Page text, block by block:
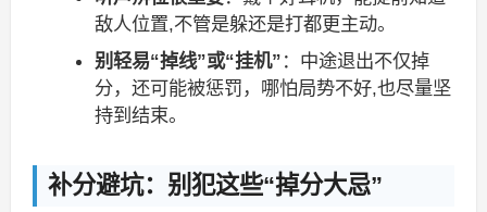
敌人位置,不管是躲还是打都更主动。
别轻易“掉线”或“挂机” ：中途退出不仅掉
分，还可能被惩罚，哪怕局势不好,也尽量坚
持到结束。
补分避坑：别犯这些“掉分大忌”